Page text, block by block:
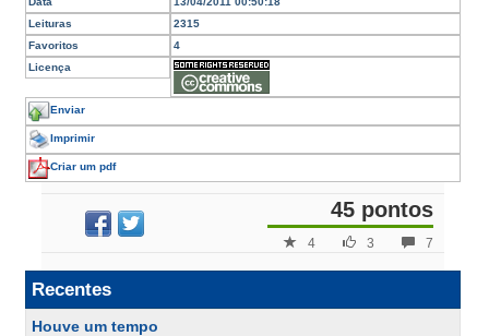
Leituras
2315
Favoritos
4
Licença
Enviar
Imprimir
Criar um pdf
45 pontos
7
3
4
Recentes
Houve um tempo